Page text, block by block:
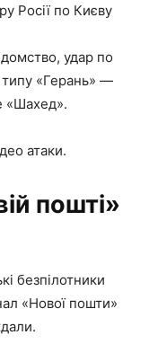
Росії по Києву
удар по
типу «Герань» —
«Шахед».
атаки.
пошті»
безпілотники
«Нової пошти»